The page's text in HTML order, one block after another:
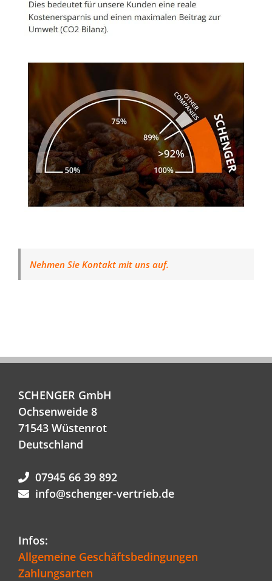
Nehmen Sie Kontakt mit uns auf.
SCHENGER GmbH
Ochsenweide 8
71543 Wüstenrot
Deutschland
07945 66 39 892
info@schenger-vertrieb.de
Infos:
Allgemeine Geschäftsbedingungen
Zahlungsarten